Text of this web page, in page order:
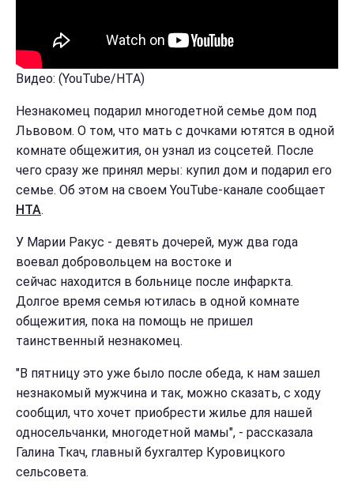
Видео: (YouTube/НТА)
Незнакомец подарил многодетной семье дом под
Львовом. О том, что мать с дочками ютятся в одной
комнате общежития, он узнал из соцсетей. После
чего сразу же принял меры: купил дом и подарил его
семье. Об этом на своем YouTube-канале сообщает
НТА.
У Марии Ракус - девять дочерей, муж два года
воевал добровольцем на востоке и
сейчас находится в больнице после инфаркта.
Долгое время семья ютилась в одной комнате
общежития, пока на помощь не пришел
таинственный незнакомец.
"В пятницу это уже было после обеда, к нам зашел
незнакомый мужчина и так, можно сказать, с ходу
сообщил, что хочет приобрести жилье для нашей
односельчанки, многодетной мамы", - рассказала
Галина Ткач, главный бухгалтер Куровицкого
сельсовета.